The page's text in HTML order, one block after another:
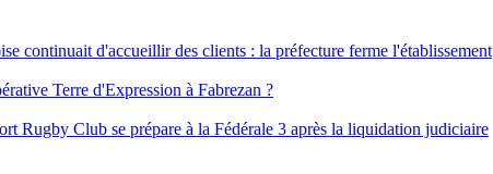
continuait d'accueillir des clients : la préfecture ferme l'établissement
Terre d'Expression à Fabrezan ?
Rugby Club se prépare à la Fédérale 3 après la liquidation judiciaire